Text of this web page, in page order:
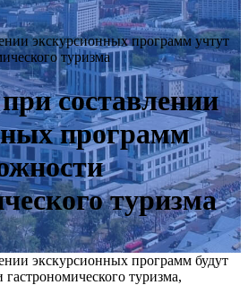
экскурсионных программ учтут
туризма
составлении
программ
туризма
экскурсионных программ будут
туризма,